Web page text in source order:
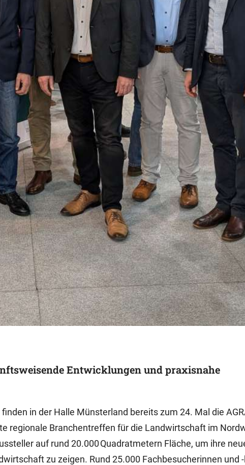
Entwicklungen und praxisnahe
in der Halle Münsterland bereits zum 24. Mal die
regionale Branchentreffen für die Landwirtschaft im
auf rund 20.000 Quadratmetern Fläche, um ihre
zu zeigen. Rund 25.000 Fachbesucherinnen und